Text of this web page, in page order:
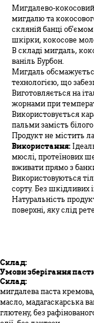
Мигдалево-кокосовий
мигдалю та
скляній банці
шкірки, кокосове
В складі мигдаль,
ваніль Бурбон.
Мигдаль
технологією, що
Виготовляється на
жорнами при
Використовується
пальми замість білого
Продукт не містить
Використання:
мюслі, протеїнових
вживати прямо з
Використовуються
сорту. Без шкідливих
Натуральність
поверхні, яку слід
Склад:
Умови зберігання
Склад:
мигдалева паста
масло, мадагаскарська
глютену, без